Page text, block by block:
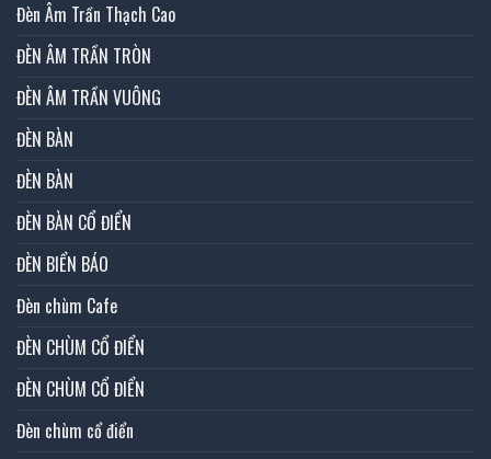
Đèn Âm Trần Thạch Cao
ĐÈN ÂM TRẦN TRÒN
ĐÈN ÂM TRẦN VUÔNG
ĐÈN BÀN
ĐÈN BÀN
ĐÈN BÀN CỔ ĐIỂN
ĐÈN BIỂN BÁO
Đèn chùm Cafe
ĐÈN CHÙM CỔ ĐIỂN
ĐÈN CHÙM CỔ ĐIỂN
Đèn chùm cổ điển